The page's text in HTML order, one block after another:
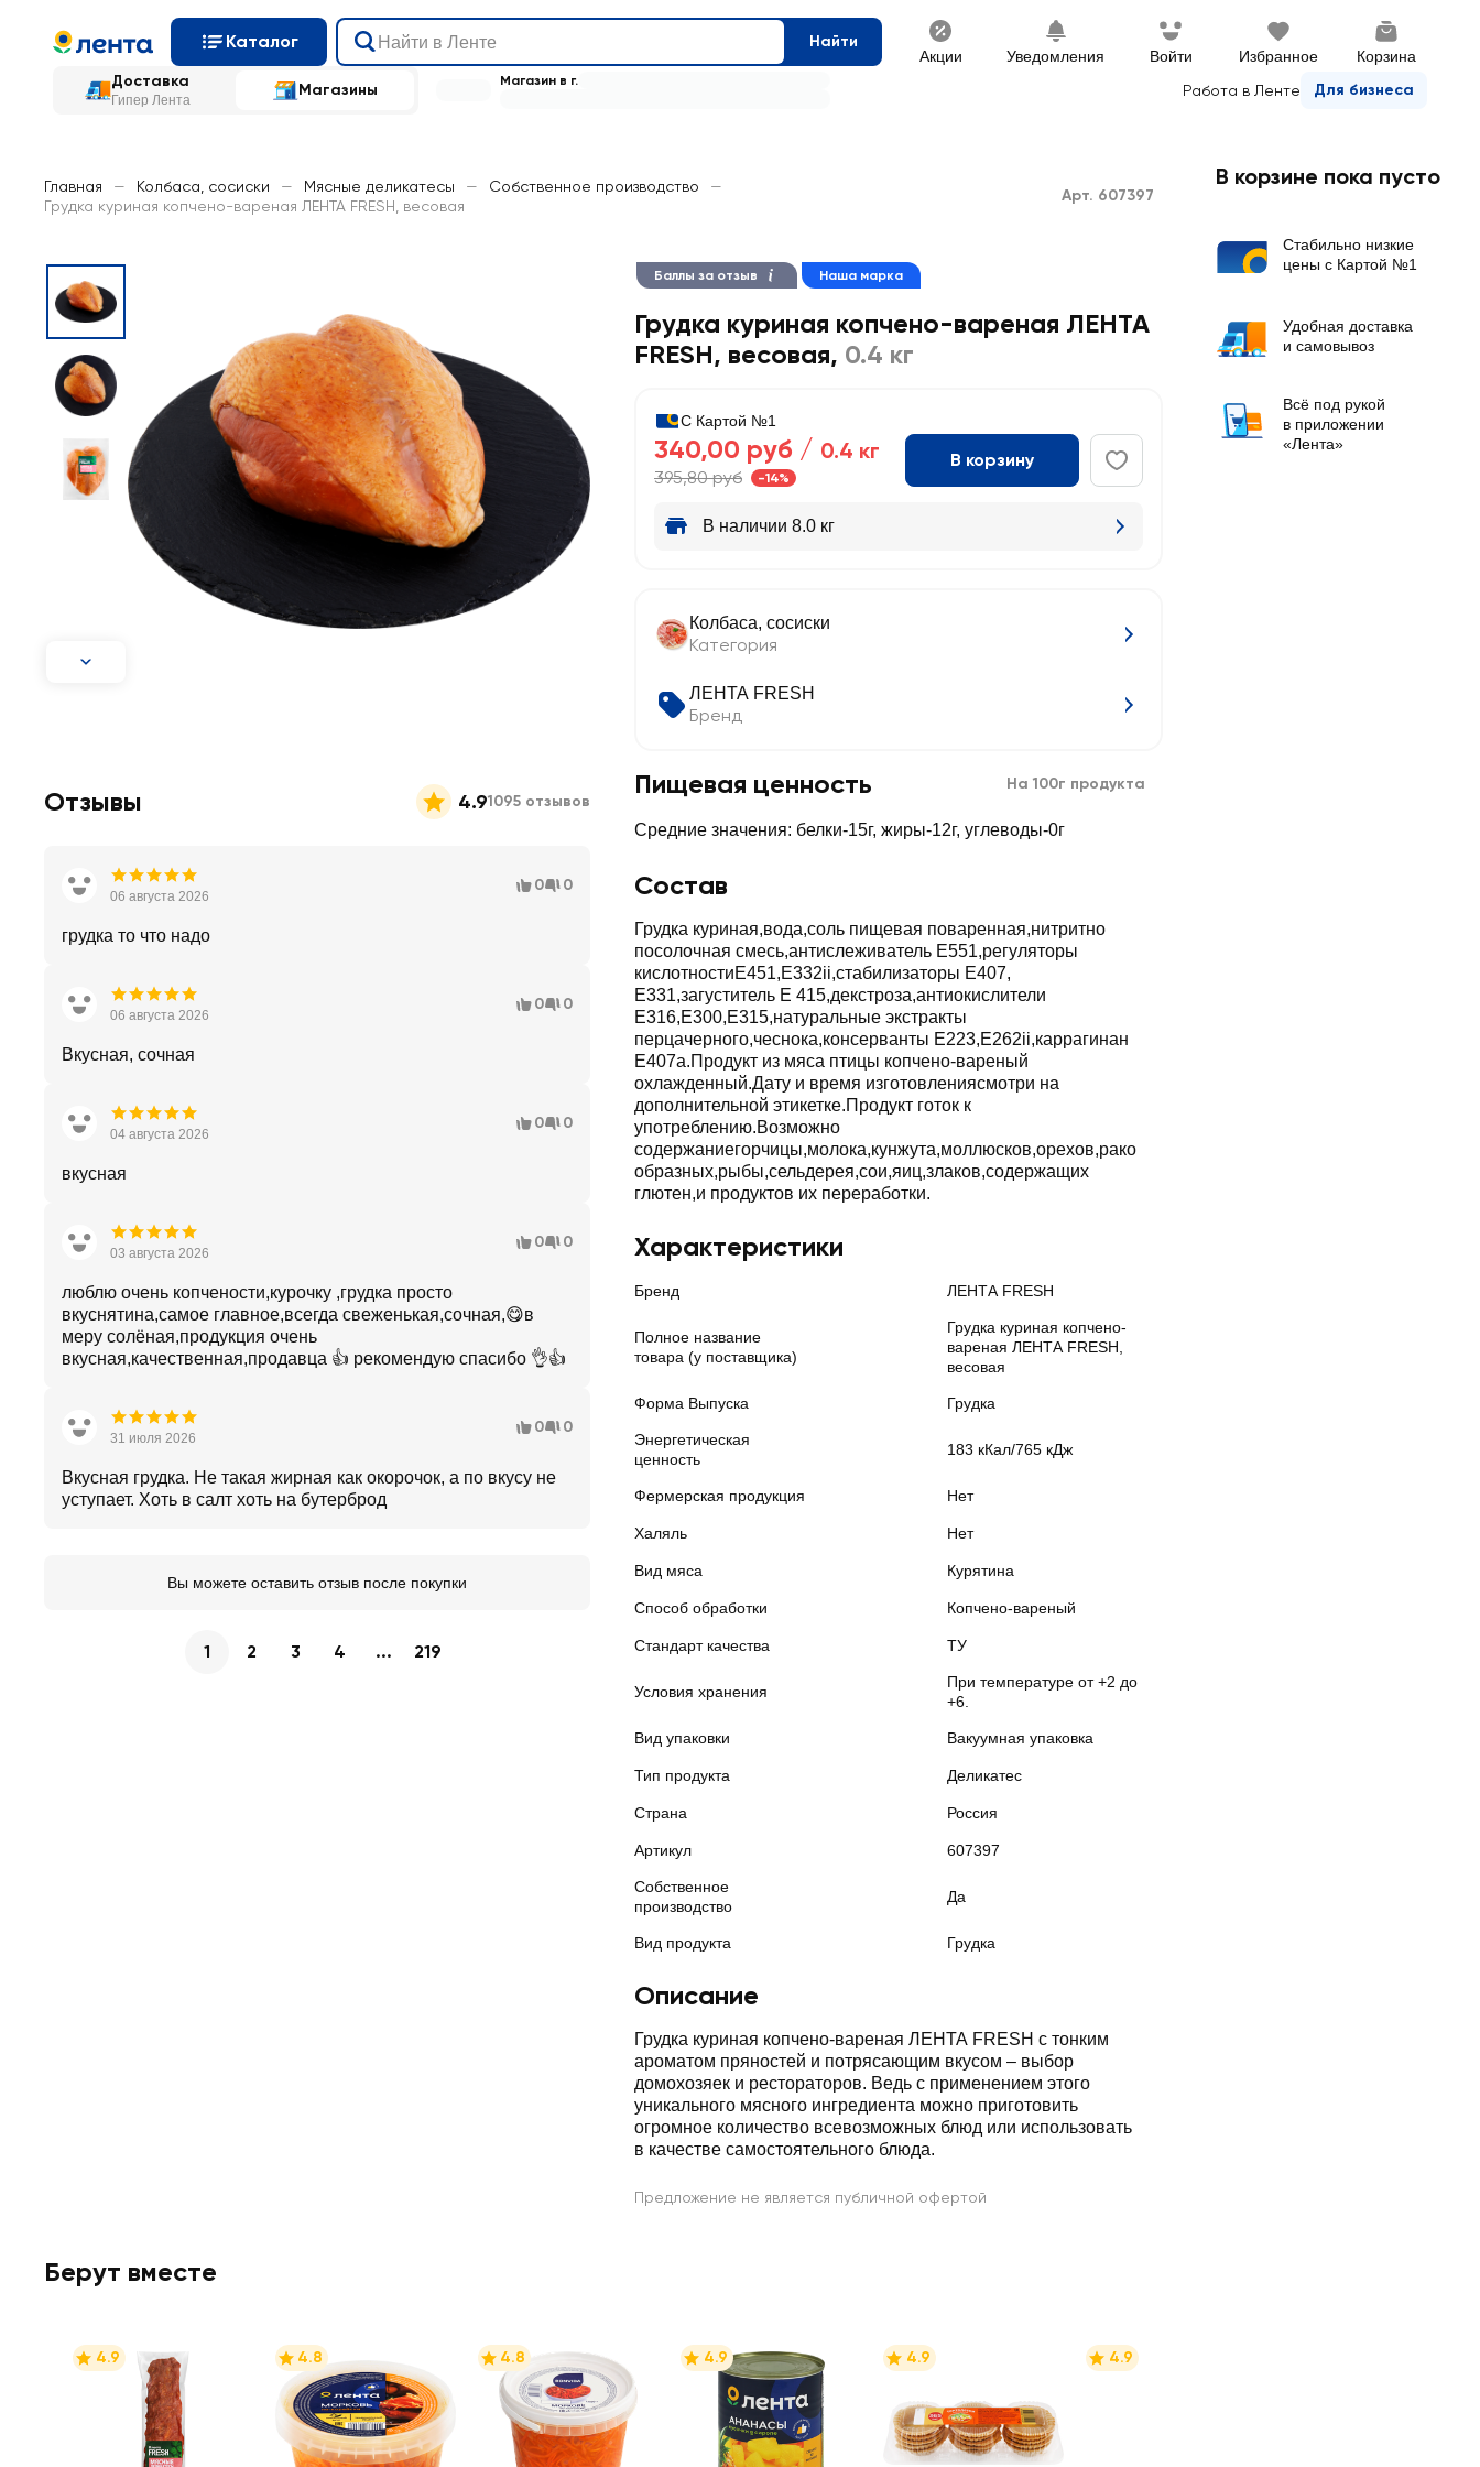
Каталог Найти
Акции Уведомления Войти Избранное Корзина
Доставка
Гипер Лента
Магазины Работа в Ленте Для бизнеса
Магазин в г.
Главная — Колбаса, сосиски — Мясные деликатесы — Собственное производство
—
Грудка куриная копчено-вареная ЛЕНТА FRESH, весовая
Арт. 607397
Баллы за отзыв Наша марка
Грудка куриная копчено-вареная ЛЕНТА
FRESH, весовая, 0.4 кг
С Картой №1
340,00 руб / 0.4 кг
395,80 руб -14%
В корзину
В наличии 8.0 кг
Колбаса, сосиски
Категория
ЛЕНТА FRESH
Бренд
Пищевая ценность На 100г продукта
Средние значения: белки-15г, жиры-12г, углеводы-0г
Состав
Грудка куриная,вода,соль пищевая поваренная,нитритно
посолочная смесь,антислеживатель Е551,регуляторы
кислотностиЕ451,Е332ii,стабилизаторы Е407,
Е331,загуститель Е 415,декстроза,антиокислители
Е316,Е300,Е315,натуральные экстракты
перцачерного,чеснока,консерванты Е223,Е262ii,каррагинан
Е407а.Продукт из мяса птицы копчено-вареный
охлажденный.Дату и время изготовлениясмотри на
дополнительной этикетке.Продукт готок к
употреблению.Возможно
содержаниегорчицы,молока,кунжута,моллюсков,орехов,рако
образных,рыбы,сельдерея,сои,яиц,злаков,содержащих
глютен,и продуктов их переработки.
Характеристики
Бренд ЛЕНТА FRESH
Полное название
товара (у поставщика)
Грудка куриная копчено-
вареная ЛЕНТА FRESH,
весовая
Форма Выпуска Грудка
Энергетическая
ценность
183 кКал/765 кДж
Фермерская продукция Нет
Халяль Нет
Вид мяса Курятина
Способ обработки Копчено-вареный
Стандарт качества ТУ
Условия хранения
При температуре от +2 до
+6.
Вид упаковки Вакуумная упаковка
Тип продукта Деликатес
Страна Россия
Артикул 607397
Собственное
производство
Да
Вид продукта Грудка
Описание
Грудка куриная копчено-вареная ЛЕНТА FRESH с тонким
ароматом пряностей и потрясающим вкусом – выбор
домохозяек и рестораторов. Ведь с применением этого
уникального мясного ингредиента можно приготовить
огромное количество всевозможных блюд или использовать
в качестве самостоятельного блюда.
Предложение не является публичной офертой
Отзывы 4.91095 отзывов
06 августа 2026
0 0
грудка то что надо
06 августа 2026
0 0
Вкусная, сочная
04 августа 2026
0 0
вкусная
03 августа 2026
0 0
люблю очень копчености,курочку ,грудка просто
вкуснятина,самое главное,всегда свеженькая,сочная,😋в
меру солёная,продукция очень
вкусная,качественная,продавца 👍 рекомендую спасибо 👌👍
31 июля 2026
0 0
Вкусная грудка. Не такая жирная как окорочок, а по вкусу не
уступает. Хоть в салт хоть на бутерброд
Вы можете оставить отзыв после покупки
1 2 3 4 ... 219
Берут вместе
4.9 4.8 4.8 4.9 4.9 4.9
В корзине пока пусто
Стабильно низкие
цены с Картой №1
Удобная доставка
и самовывоз
Всё под рукой
в приложении
«Лента»